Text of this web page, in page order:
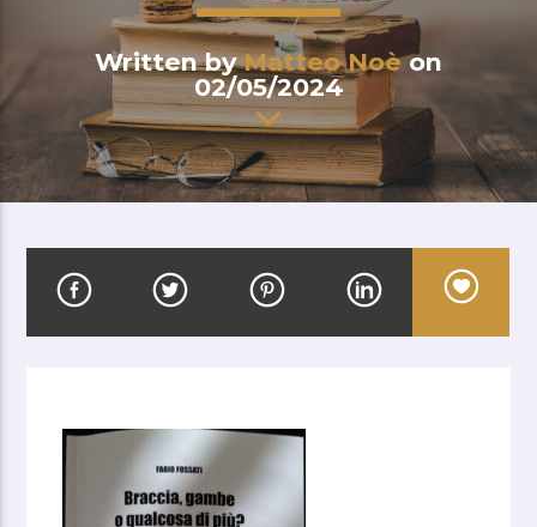
Written byMatteo Noèon
02/05/2024